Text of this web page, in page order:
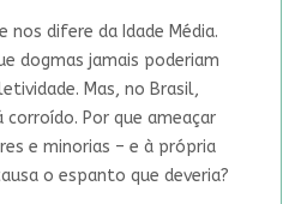
nos difere da Idade Média.
dogmas jamais poderiam
Mas, no Brasil,
Por que ameaçar
e minorias – e à própria
o espanto que deveria?